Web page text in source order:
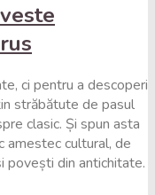
ci pentru a descoperi
străbătute de pasul
clasic. Și spun asta
amestec cultural, de
povești din antichitate.